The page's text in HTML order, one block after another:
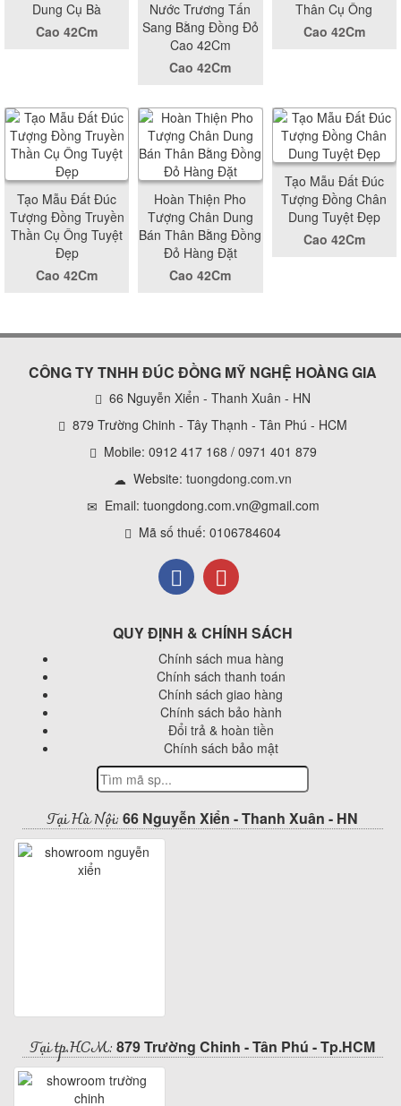
Dung Cụ Bà
Cao 42Cm
Nước Trương Tấn
Sang Bằng Đồng Đỏ
Cao 42Cm
Cao 42Cm
Thân Cụ Ông
Cao 42Cm
Tạo Mẫu Đất Đúc
Tượng Đồng Truyền
Thần Cụ Ông Tuyệt
Đẹp
Cao 42Cm
Hoàn Thiện Pho
Tượng Chân Dung
Bán Thân Bằng Đồng
Đỏ Hàng Đặt
Cao 42Cm
Tạo Mẫu Đất Đúc
Tượng Đồng Chân
Dung Tuyệt Đẹp
Cao 42Cm
CÔNG TY TNHH ĐÚC ĐỒNG MỸ NGHỆ HOÀNG GIA
66 Nguyễn Xiển - Thanh Xuân - HN
879 Trường Chinh - Tây Thạnh - Tân Phú - HCM
Mobile: 0912 417 168 / 0971 401 879
Website: tuongdong.com.vn
Email: tuongdong.com.vn@gmail.com
Mã số thuế: 0106784604
QUY ĐỊNH & CHÍNH SÁCH
Chính sách mua hàng
Chính sách thanh toán
Chính sách giao hàng
Chính sách bảo hành
Đổi trả & hoàn tiền
Chính sách bảo mật
Tại Hà Nội: 66 Nguyễn Xiển - Thanh Xuân - HN
Tại tp.HCM: 879 Trường Chinh - Tân Phú - Tp.HCM